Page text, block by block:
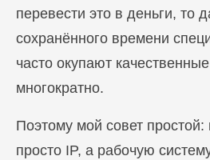
перевести это в деньги, то
сохранённого времени
часто окупают
многократно.
Поэтому мой совет
просто IP, а рабочую